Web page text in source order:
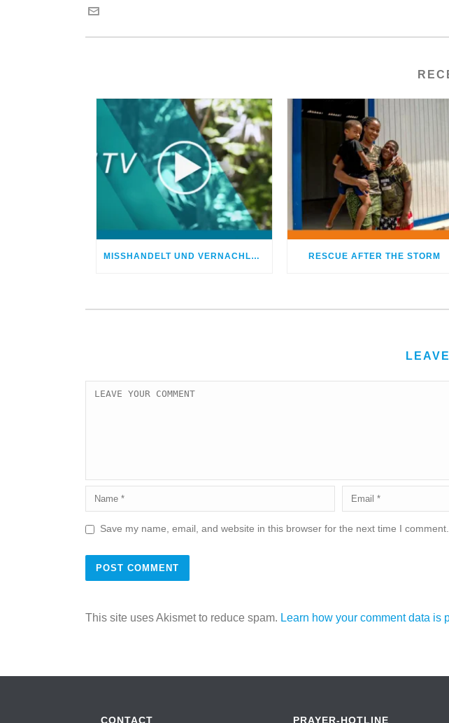
MISSHANDELT UND VERNACHLÄSSIGT – DOCH GOTT HEILTE MEINE WUNDEN RESCUE AFTER THE STORM
Save my name, email, and website in this browser for the next time I comment.
This site uses Akismet to reduce spam. Learn how your comment data is
CONTACT PRAYER-HOTLINE